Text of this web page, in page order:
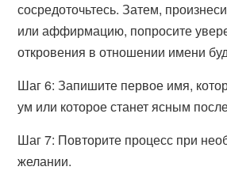
сосредоточьтесь. Затем,
или аффирмацию, попросите
откровения в отношении имени
Шаг 6: Запишите первое имя,
ум или которое станет ясным
Шаг 7: Повторите процесс при
желании.